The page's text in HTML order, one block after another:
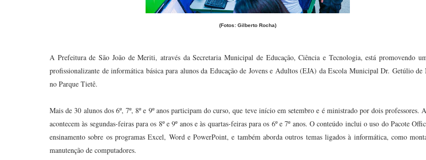
(Fotos: Gilberto Rocha)
A Prefeitura de São João de Meriti, através da Secretaria Municipal de Educação, Ciência e Tecnologia, está promovendo
profissionalizante de informática básica para alunos da Educação de Jovens e Adultos (EJA) da Escola Municipal Dr. Getúlio de
no Parque Tietê.
Mais de 30 alunos dos 6º, 7º, 8º e 9º anos participam do curso, que teve início em setembro e é ministrado por dois professores.
acontecem às segundas-feiras para os 8º e 9º anos e às quartas-feiras para os 6º e 7º anos. O conteúdo inclui o uso do Pacote
ensinamento sobre os programas Excel, Word e PowerPoint, e também aborda outros temas ligados à informática, como
manutenção de computadores.